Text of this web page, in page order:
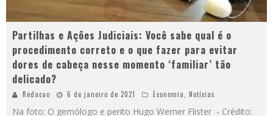
Partilhas e Ações Judiciais: Você sabe qual é o
procedimento correto e o que fazer para evitar
dores de cabeça nesse momento ‘familiar’ tão
delicado?
Redacao 6 de janeiro de 2021 Economia, Notícias
Na foto: O gemólogo e perito Hugo Werner Flister - Crédito: